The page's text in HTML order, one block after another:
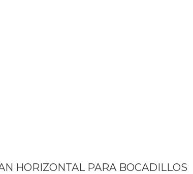
HORIZONTAL PARA BOCADILLOS